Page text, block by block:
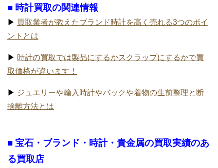
■ 時計買取の関連情報
▶ 買取業者が教えたブランド時計を高く売れる3つのポイ
ントとは
▶ 時計の買取では製品にするかスクラップにするかで買
取価格が違います！
▶ ジュエリーや輸入時計やバックや着物の生前整理と断
捨離方法とは
■ 宝石・ブランド・時計・貴金属の買取実績のあ
る買取店